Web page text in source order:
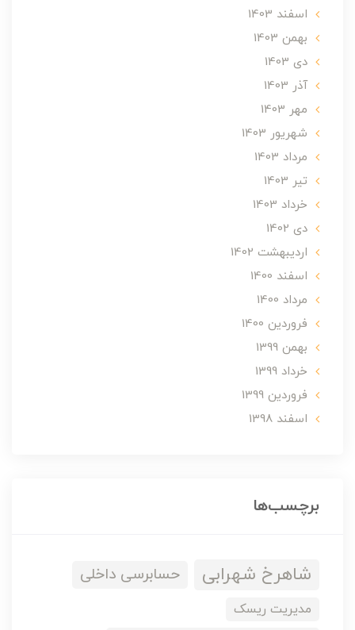
اسفند 1403
بهمن 1403
دی 1403
آذر 1403
مهر 1403
شهریور 1403
مرداد 1403
تير 1403
خرداد 1403
دی 1402
ارديبهشت 1402
اسفند 1400
مرداد 1400
فروردین 1400
بهمن 1399
خرداد 1399
فروردین 1399
اسفند 1398
برچسب‌ها
شاهرخ شهرابی حسابرسی داخلی
مدیریت ریسک